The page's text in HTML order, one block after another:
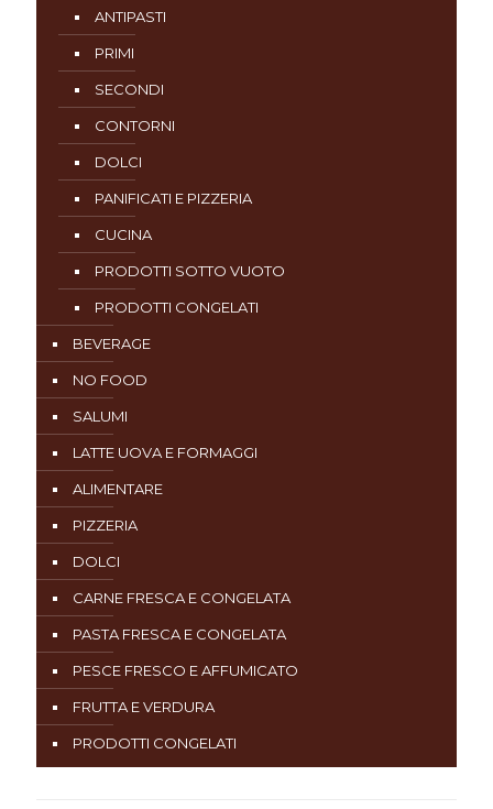
ANTIPASTI
PRIMI
SECONDI
CONTORNI
DOLCI
PANIFICATI E PIZZERIA
CUCINA
PRODOTTI SOTTO VUOTO
PRODOTTI CONGELATI
BEVERAGE
NO FOOD
SALUMI
LATTE UOVA E FORMAGGI
ALIMENTARE
PIZZERIA
DOLCI
CARNE FRESCA E CONGELATA
PASTA FRESCA E CONGELATA
PESCE FRESCO E AFFUMICATO
FRUTTA E VERDURA
PRODOTTI CONGELATI